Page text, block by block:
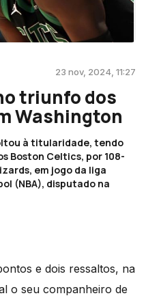
23 nov, 2024, 11:27
triunfo dos
Washington
à titularidade, tendo
Boston Celtics, por 108-
em jogo da liga
(NBA), disputado na
e dois ressaltos, na
o seu companheiro de